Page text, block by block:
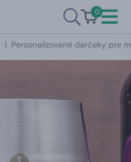
0
| Personalizované darčeky pre